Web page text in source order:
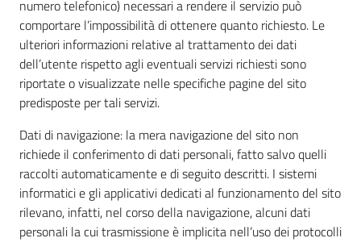
numero telefonico) necessari a rendere il servizio può
comportare l’impossibilità di ottenere quanto richiesto. Le
ulteriori informazioni relative al trattamento dei dati
dell’utente rispetto agli eventuali servizi richiesti sono
riportate o visualizzate nelle specifiche pagine del sito
predisposte per tali servizi.
Dati di navigazione: la mera navigazione del sito non
richiede il conferimento di dati personali, fatto salvo quelli
raccolti automaticamente e di seguito descritti. I sistemi
informatici e gli applicativi dedicati al funzionamento del sito
rilevano, infatti, nel corso della navigazione, alcuni dati
personali la cui trasmissione è implicita nell’uso dei protocolli